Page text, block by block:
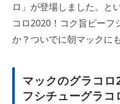
ロ」が登場しました。と
コロ2020！コク旨ビーフ
か？ついでに朝マックに
マックのグラコ
フシチューグラコ